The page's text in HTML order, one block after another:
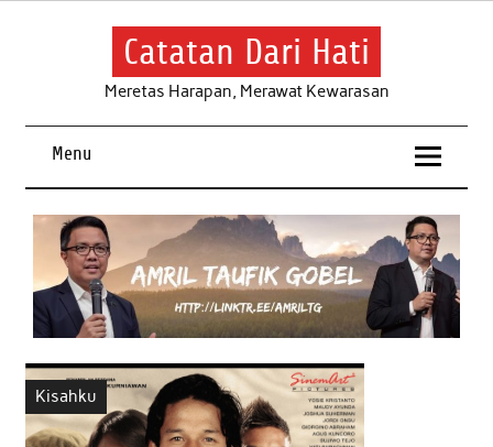
Skip
Catatan Dari Hati
Meretas Harapan, Merawat Kewarasan
Menu
Kisahku